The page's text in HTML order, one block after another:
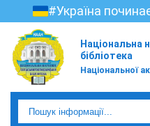
#Україна
Національна
бібліотека
Національної